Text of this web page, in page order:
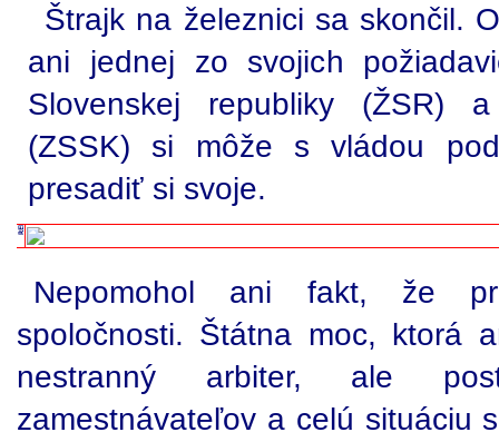
Štrajk na železnici sa skončil.
ani jednej zo svojich
Slovenskej republiky (ŽSR)
(ZSSK) si môže s vládou
presadiť si svoje.
Nepomohol ani fakt, že
spoločnosti. Štátna moc, ktorá
nestranný arbiter, ale
zamestnávateľov a celú situáciu